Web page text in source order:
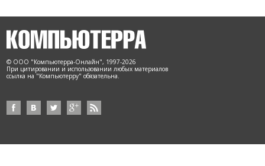
© ООО "Компьютерра-Онлайн", 1997-2026
При цитировании и использовании любых материалов
ссылка на "Компьютерру" обязательна.